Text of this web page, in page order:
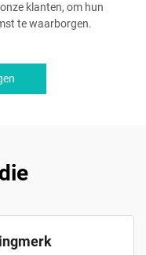
klanten, om hun
te waarborgen.